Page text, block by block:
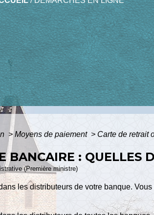
> Moyens de paiement > Carte de retrait
BANCAIRE : QUELLES
(Première ministre)
les distributeurs de votre banque.